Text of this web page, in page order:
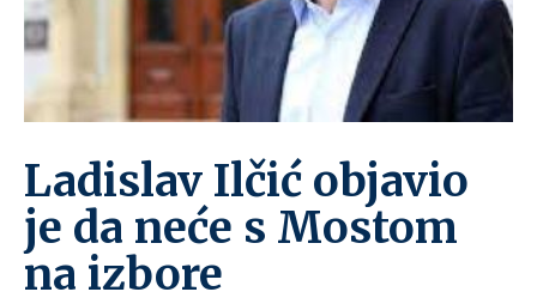
Ladislav Ilčić objavio
je da neće s Mostom
na izbore